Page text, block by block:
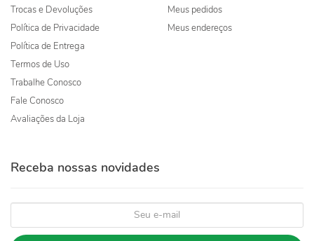
Trocas e Devoluções
Política de Privacidade
Política de Entrega
Termos de Uso
Trabalhe Conosco
Fale Conosco
Avaliações da Loja
Meus pedidos
Meus endereços
Receba nossas novidades